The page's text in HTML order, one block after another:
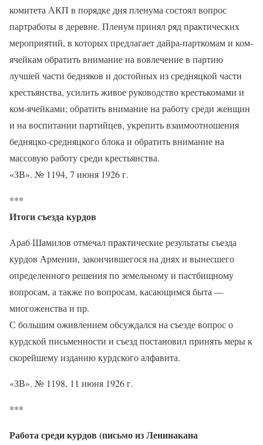
комитета АКП в порядке дня пленума состоял вопрос
партработы в деревне. Пленум принял ряд практических
мероприятий, в которых предлагает дайра-парткомам и ком-
ячейкам обратить внимание на вовлечение в партию
лучшей части бедняков и достойных из средняцкой части
крестьянства, усилить живое руководство крестькомами и
ком-ячейками; обратить внимание на работу среди женщин
и на воспитании партийцев, укрепить взаимоотношения
бедняцко-средняцкого блока и обратить внимание на
массовую работу среди крестьянства.
«ЗВ». № 1194, 7 июня 1926 г.
***
Итоги съезда курдов
Араб Шамилов отмечал практические результаты съезда
курдов Армении, закончившегося на днях и вынесшего
определенного решения по земельному и пастбищному
вопросам, а также по вопросам, касающимся быта —
многоженства и пр.
С большим оживлением обсуждался на съезде вопрос о
курдской письменности и съезд постановил принять меры к
скорейшему изданию курдского алфавита.
«ЗВ». № 1198, 11 июня 1926 г.
***
Работа среди курдов (письмо из Ленинакана